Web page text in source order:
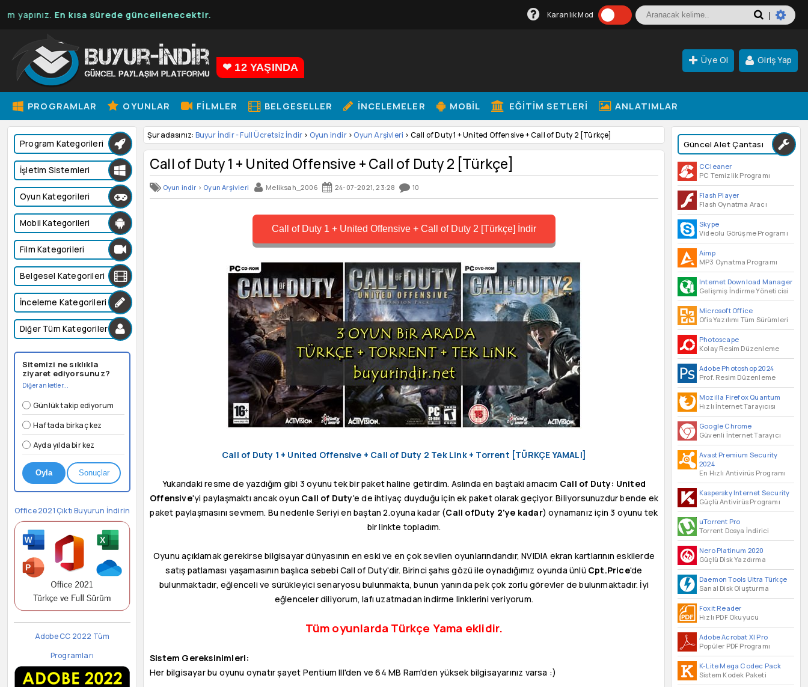
kısa sürede güncellenecektir. Karanlık Mod
❤ 12 YAŞINDA
Üye Ol Giriş Yap
PROGRAMLAR OYUNLAR FILMLER BELGESELLER İNCELEMELER MOBIL EĞITIM SETLERI ANLATIMLAR
Güncel Alet Çantası
CCleaner
PC Temizlik Programı
Flash Player
Flash Oynatma Aracı
Skype
Videolu Görüşme Programı
Aimp
MP3 Oynatma Programı
Internet Download Manager
Gelişmiş İndirme Yöneticisi
Microsoft Office
Ofis Yazılımı Tüm Sürümleri
Photoscape
Kolay Resim Düzenleme
Adobe Photoshop 2024
Prof. Resim Düzenleme
Mozilla Firefox Quantum
Hızlı İnternet Tarayıcısı
Google Chrome
Güvenli İnternet Tarayıcı
Avast Premium Security
2024
En Hızlı Antivirüs Programı
Kaspersky Internet Security
Güçlü Antivirüs Programı
uTorrent Pro
Torrent Dosya İndirici
Nero Platinum 2020
Güçlü Disk Yazdırma
Daemon Tools Ultra Türkçe
Sanal Disk Oluşturma
Foxit Reader
Hızlı PDF Okuyucu
Adobe Acrobat XI Pro
Popüler PDF Programı
K-Lite Mega Codec Pack
Sistem Kodek Paketi
Program Kategorileri
İşletim Sistemleri
Oyun Kategorileri
Mobil Kategorileri
Film Kategorileri
Belgesel Kategorileri
İnceleme Kategorileri
Diğer Tüm Kategoriler
Sitemizi ne sıklıkla
ziyaret ediyorsunuz?
Diğer anketler...
Günlük takip ediyorum
Haftada birkaç kez
Ayda yılda bir kez
Oyla Sonuçlar
Office 2021 Çıktı Buyurun İndirin
Adobe CC 2022 Tüm
Programları
Şuradasınız: Buyur İndir - Full Ücretsiz İndir > Oyun indir>Oyun Arşivleri > Call of Duty 1 + United Offensive + Call of Duty 2 [Türkçe]
Call of Duty 1 + United Offensive + Call of Duty 2 [Türkçe]
Oyun indir > Oyun Arşivleri Meliksah_2006 24-07-2021, 23:28 10
Call of Duty 1 + United Offensive + Call of Duty 2 [Türkçe] İndir
Call of Duty 1 + United Offensive + Call of Duty 2 Tek Link + Torrent [TÜRKÇE YAMALI]
Yukarıdaki resme de yazdığım gibi 3 oyunu tek bir paket haline getirdim. Aslında en baştaki amacım Call of Duty: United
Offensive'yi paylaşmaktı ancak oyun Call of Duty'e de ihtiyaç duyduğu için ek paket olarak geçiyor. Biliyorsunuzdur bende ek
paket paylaşmasını sevmem. Bu nedenle Seriyi en baştan 2.oyuna kadar (Call ofDuty 2'ye kadar) oynamanız için 3 oyunu tek
bir linkte topladım.
Oyunu açıklamak gerekirse bilgisayar dünyasının en eski ve en çok sevilen oyunlarındandır, NVIDIA ekran kartlarının eskilerde
satış patlaması yaşamasının başlıca sebebi Call of Duty'dir. Birinci şahıs gözü ile oynadığımız oyunda ünlü Cpt.Price'de
bulunmaktadır, eğlenceli ve sürükleyici senaryosu bulunmakta, bunun yanında pek çok zorlu görevler de bulunmaktadır. İyi
eğlenceler diliyorum, lafı uzatmadan indirme linklerini veriyorum.
Tüm oyunlarda Türkçe Yama eklidir.
Sistem Gereksinimleri:
Her bilgisayar bu oyunu oynatır şayet Pentium III'den ve 64 MB Ram'den yüksek bilgisayarınız varsa :)